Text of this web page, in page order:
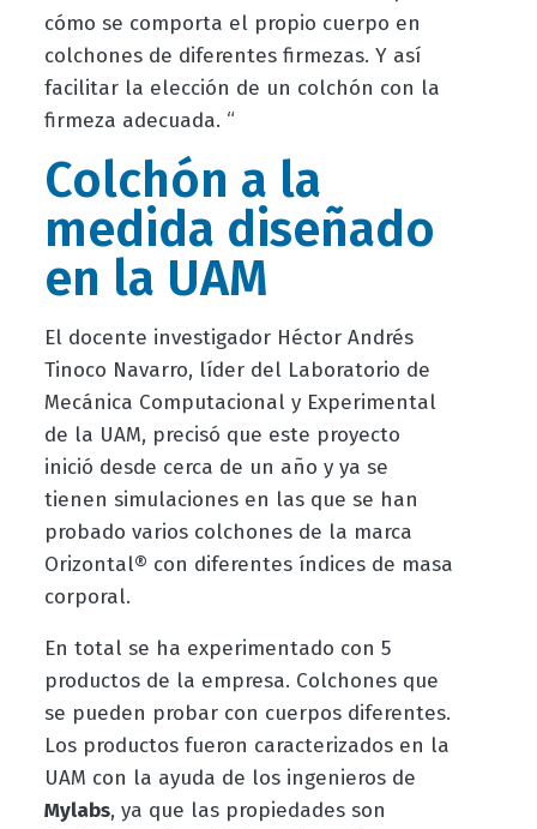
cómo se comporta el propio cuerpo en
colchones de diferentes firmezas. Y así
facilitar la elección de un colchón con la
firmeza adecuada. “
Colchón a la
medida diseñado
en la UAM
El docente investigador Héctor Andrés
Tinoco Navarro, líder del Laboratorio de
Mecánica Computacional y Experimental
de la UAM, precisó que este proyecto
inició desde cerca de un año y ya se
tienen simulaciones en las que se han
probado varios colchones de la marca
Orizontal® con diferentes índices de masa
corporal.
En total se ha experimentado con 5
productos de la empresa. Colchones que
se pueden probar con cuerpos diferentes.
Los productos fueron caracterizados en la
UAM con la ayuda de los ingenieros de
Mylabs, ya que las propiedades son